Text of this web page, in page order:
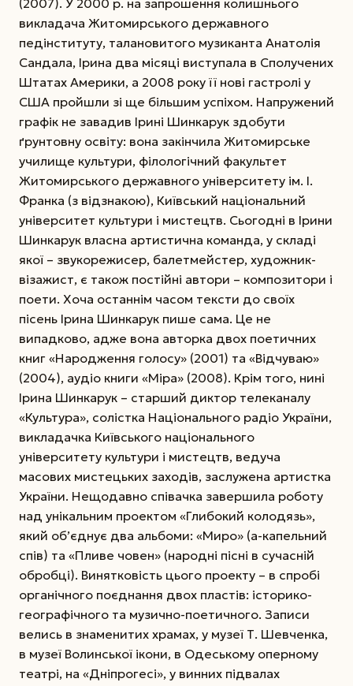
(2007). У 2000 р. на запрошення колишнього
викладача Житомирського державного
педінституту, талановитого музиканта Анатолія
Сандала, Ірина два місяці виступала в Сполучених
Штатах Америки, а 2008 року її нові гастролі у
США пройшли зі ще більшим успіхом. Напружений
графік не завадив Ірині Шинкарук здобути
ґрунтовну освіту: вона закінчила Житомирське
училище культури, філологічний факультет
Житомирського державного університету ім. І.
Франка (з відзнакою), Київський національний
університет культури і мистецтв. Сьогодні в Ірини
Шинкарук власна артистична команда, у складі
якої – звукорежисер, балетмейстер, художник-
візажист, є також постійні автори – композитори і
поети. Хоча останнім часом тексти до своїх
пісень Ірина Шинкарук пише сама. Це не
випадково, адже вона авторка двох поетичних
книг «Народження голосу» (2001) та «Відчуваю»
(2004), аудіо книги «Міра» (2008). Крім того, нині
Ірина Шинкарук – старший диктор телеканалу
«Культура», солістка Національного радіо України,
викладачка Київського національного
університету культури і мистецтв, ведуча
масових мистецьких заходів, заслужена артистка
України. Нещодавно співачка завершила роботу
над унікальним проектом «Глибокий колодязь»,
який об’єднує два альбоми: «Миро» (а-капельний
спів) та «Пливе човен» (народні пісні в сучасній
обробці). Винятковість цього проекту – в спробі
органічного поєднання двох пластів: історико-
географічного та музично-поетичного. Записи
велись в знаменитих храмах, у музеї Т. Шевченка,
в музеї Волинської ікони, в Одеському оперному
театрі, на «Дніпрогесі», у винних підвалах